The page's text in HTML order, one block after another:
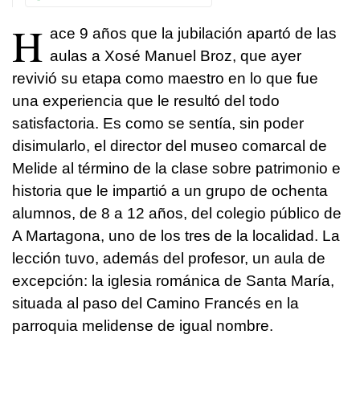
H ace 9 años que la jubilación apartó de las
aulas a Xosé Manuel Broz, que ayer
revivió su etapa como maestro en lo que fue
una experiencia que le resultó del todo
satisfactoria. Es como se sentía, sin poder
disimularlo, el director del museo comarcal de
Melide al término de la clase sobre patrimonio e
historia que le impartió a un grupo de ochenta
alumnos, de 8 a 12 años, del colegio público de
A Martagona, uno de los tres de la localidad. La
lección tuvo, además del profesor, un aula de
excepción: la iglesia románica de Santa María,
situada al paso del Camino Francés en la
parroquia melidense de igual nombre.